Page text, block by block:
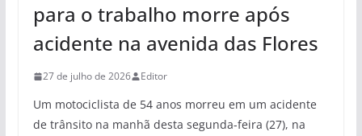
para o trabalho morre após
acidente na avenida das Flores
27 de julho de 2026 Editor
Um motociclista de 54 anos morreu em um acidente
de trânsito na manhã desta segunda-feira (27), na